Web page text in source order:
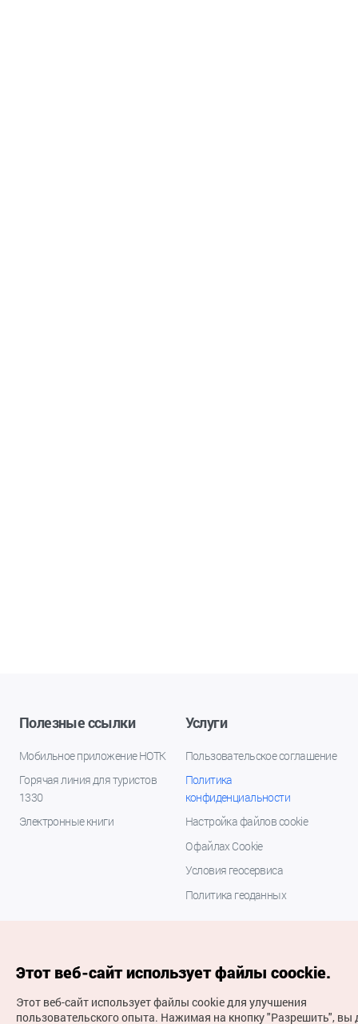
Полезные ссылки
Мобильное приложение НОТК
Горячая линия для туристов
1330
Электронные книги
Услуги
Пользовательское соглашение
Политика
конфиденциальности
Настройка файлов cookie
О файлах Cookie
Условия геосервиса
Политика геоданных
Этот веб-сайт использует файлы coockie.
Этот веб-сайт использует файлы cookie для улучшения
пользовательского опыта. Нажимая на кнопку "Разрешить", вы